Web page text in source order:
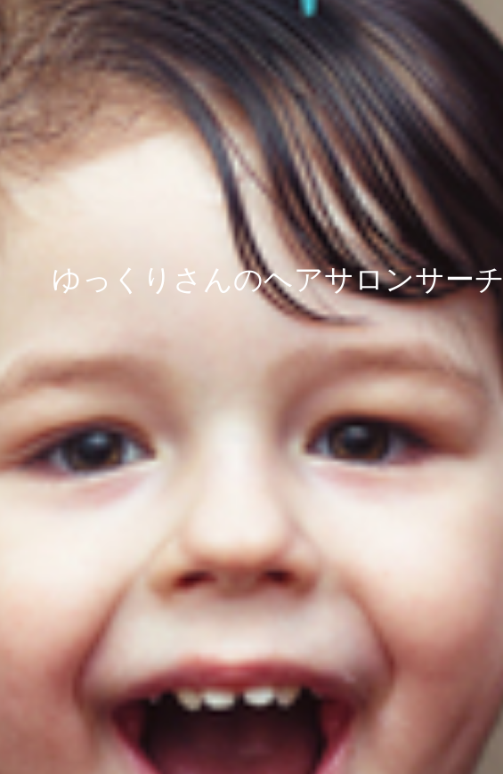
ゆっくりさんのヘアサロンサーチ